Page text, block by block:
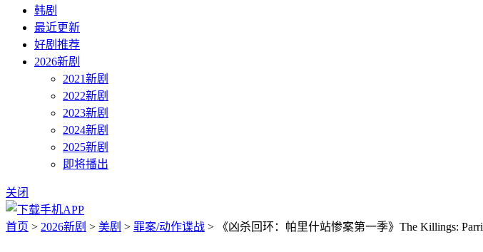
韩剧
最近更新
好剧推荐
2026新剧
2021新剧
2022新剧
2023新剧
2024新剧
2025新剧
即将播出
关闭
首页 > 2026新剧 > 美剧 > 罪案/动作谍战 > 《凶杀回环：帕里什站惨案第一季》The Killings: